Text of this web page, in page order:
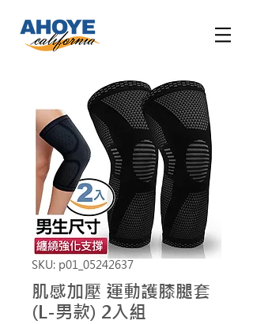
SKU: p01_05242637
肌感加壓 運動護膝腿套
(L-男款) 2入組